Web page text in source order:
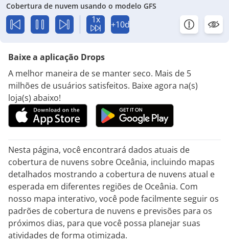
Cobertura de nuvem usando o modelo GFS
1x +10d
Baixe a aplicação Drops
A melhor maneira de se manter seco. Mais de 5
milhões de usuários satisfeitos. Baixe agora na(s)
loja(s) abaixo!
Nesta página, você encontrará dados atuais de
cobertura de nuvens sobre Oceânia, incluindo mapas
detalhados mostrando a cobertura de nuvens atual e
esperada em diferentes regiões de Oceânia. Com
nosso mapa interativo, você pode facilmente seguir os
padrões de cobertura de nuvens e previsões para os
próximos dias, para que você possa planejar suas
atividades de forma otimizada.